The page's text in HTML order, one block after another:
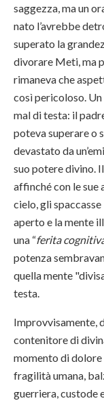
saggezza, ma un
nato l’avrebbe
superato la
divorare Meti, ma
rimaneva che
così pericoloso. Un
mal di testa: il
poteva superare o
devastato da
suo potere divino.
affinché con le sue
cielo, gli
aperto e la mente
una “ferita
potenza
quella mente
testa.
Improvvisamente,
contenitore di
momento di
fragilità umana,
guerriera, custode